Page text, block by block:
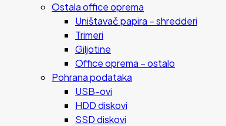
Ostala office oprema
Uništavač papira – shredderi
Trimeri
Giljotine
Office oprema – ostalo
Pohrana podataka
USB-ovi
HDD diskovi
SSD diskovi